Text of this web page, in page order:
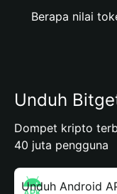
Berapa nilai
Unduh
Dompet kripto
40 juta pengguna
Unduh Android